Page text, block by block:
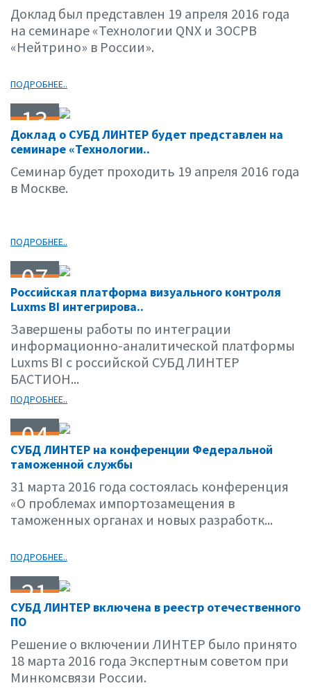
Доклад был представлен 19 апреля 2016 года
на семинаре «Технологии QNX и ЗОСРВ
«Нейтрино» в России».
ПОДРОБНЕЕ..
13
04.16
Доклад о СУБД ЛИНТЕР будет представлен на
семинаре «Технологии..
Семинар будет проходить 19 апреля 2016 года
в Москве.
ПОДРОБНЕЕ..
07
04.16
Российская платформа визуального контроля
Luxms BI интегрирова..
Завершены работы по интеграции
информационно-аналитической платформы
Luxms BI с российской СУБД ЛИНТЕР
БАСТИОН...
ПОДРОБНЕЕ..
04
04.16
СУБД ЛИНТЕР на конференции Федеральной
таможенной службы
31 марта 2016 года состоялась конференция
«О проблемах импортозамещения в
таможенных органах и новых разработк...
ПОДРОБНЕЕ..
21
03.16
СУБД ЛИНТЕР включена в реестр отечественного
ПО
Решение о включении ЛИНТЕР было принято
18 марта 2016 года Экспертным советом при
Минкомсвязи России.